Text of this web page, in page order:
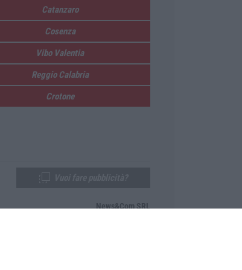
Catanzaro
Cosenza
Vibo Valentia
Reggio Calabria
Crotone
News&Com SRL